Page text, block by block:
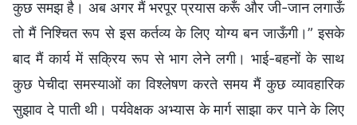
कुछ समझ है। अब अगर मैं भरपूर प्रयास करूँ और जी-जान लगाऊँ
तो मैं निश्चित रूप से इस कर्तव्य के लिए योग्य बन जाऊँगी।” इसके
बाद मैं कार्य में सक्रिय रूप से भाग लेने लगी। भाई-बहनों के साथ
कुछ पेचीदा समस्याओं का विश्लेषण करते समय मैं कुछ व्यावहारिक
सुझाव दे पाती थी। पर्यवेक्षक अभ्यास के मार्ग साझा कर पाने के लिए